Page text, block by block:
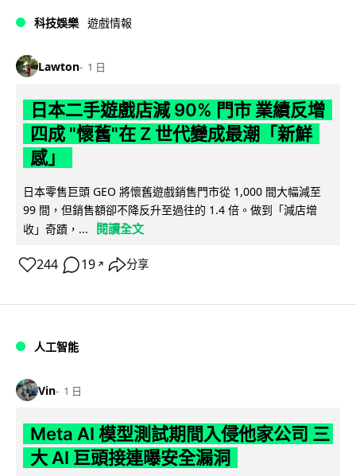
科技娛樂 遊戲情報
Lawton 1 日
日本二手遊戲店減 90% 門市 業績反增
四成 "懷舊"在 Z 世代變成最潮「新鮮
感」
日本零售巨頭 GEO 將懷舊遊戲銷售門市從 1,000 間大幅減至
99 間，但銷售額卻不降反升至過往的 1.4 倍。做到「減店增
收」奇蹟，...
閱讀全文
244 19 ↗ 分享
人工智能
Vin 1 日
Meta AI 模型測試期間入侵他家公司 三
大 AI 巨頭接連曝安全漏洞